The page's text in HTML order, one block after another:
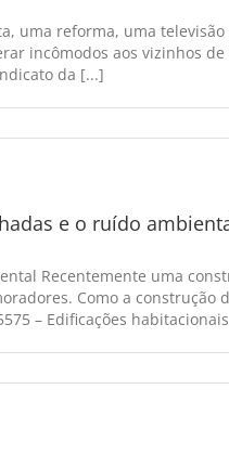
uma reforma, uma
incômodos aos vizinhos
da [...]
e o ruído
Recentemente uma
Como a
– Edificações